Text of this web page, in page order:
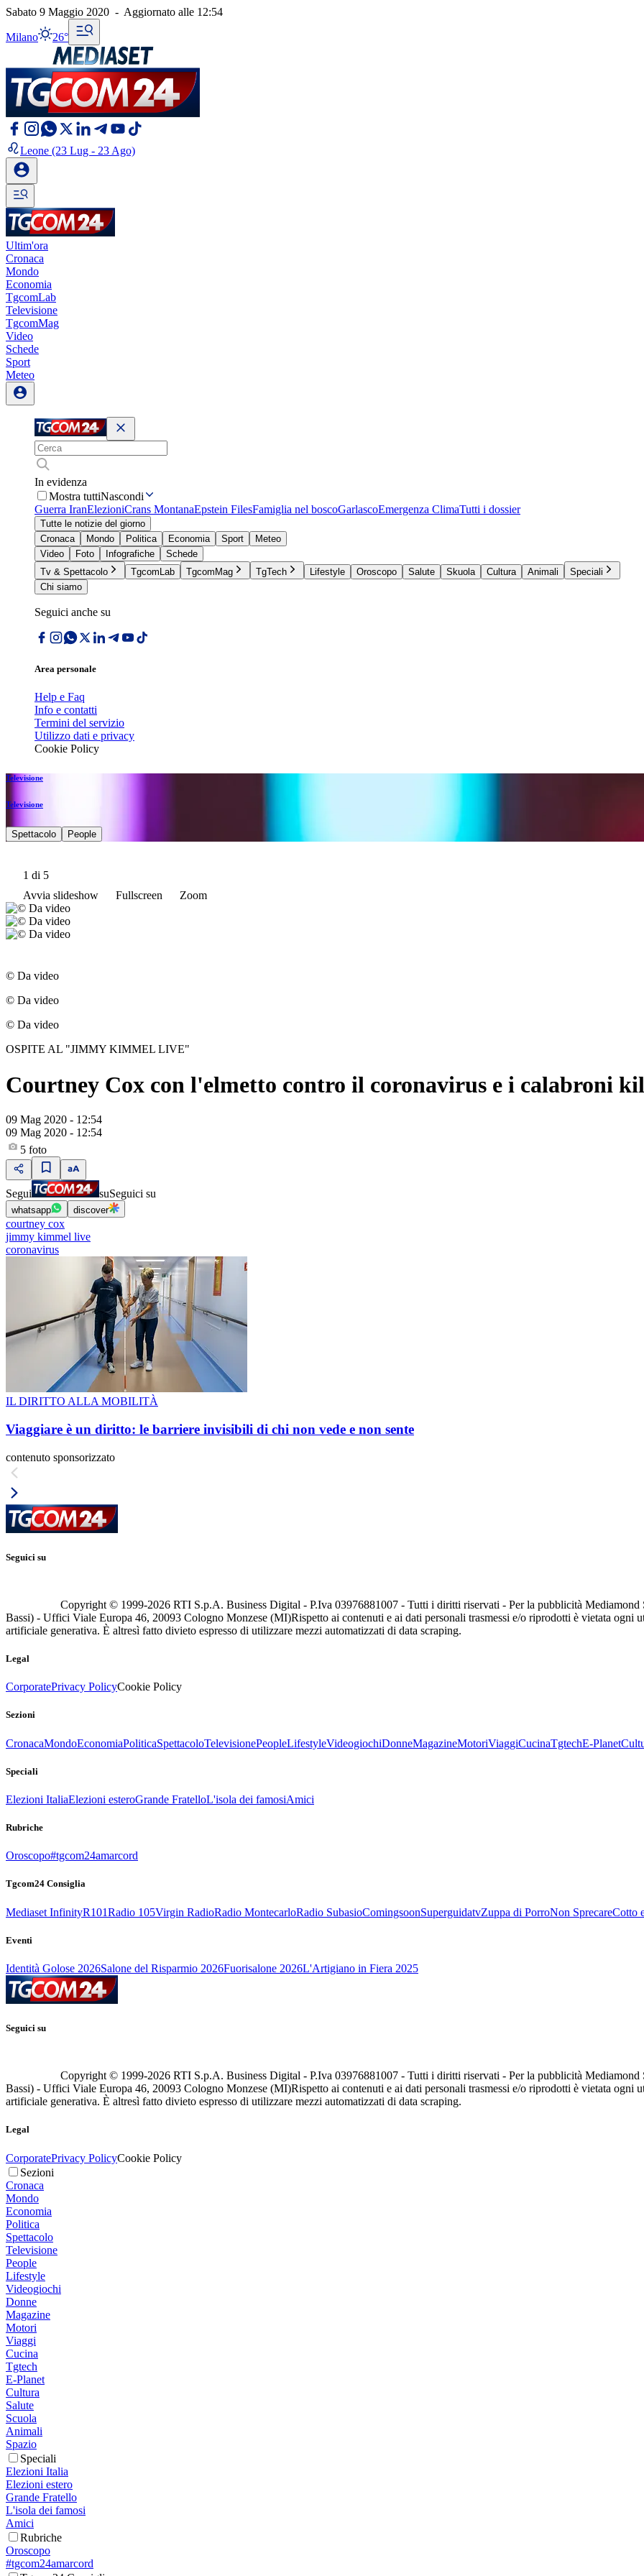
Sabato 9 Maggio 2020 - Aggiornato alle 12:54
Milano 26°
Leone (23 Lug - 23 Ago)
Ultim'ora
Cronaca
Mondo
Economia
TgcomLab
Televisione
TgcomMag
Video
Schede
Sport
Meteo
In evidenza
Mostra tuttiNascondi
Guerra IranElezioniCrans MontanaEpstein FilesFamiglia nel boscoGarlascoEmergenza ClimaTutti i dossier
Tutte le notizie del giorno
Cronaca
Mondo Politica Economia Sport
Meteo
Video
Foto Infografiche
Schede
Tv & Spettacolo
TgcomLab TgcomMag TgTech Lifestyle Oroscopo Salute Skuola Cultura Animali
Speciali
Chi siamo
Seguici anche su
Area personale
Help e Faq
Info e contatti
Termini del servizio
Utilizzo dati e privacy
Cookie Policy
Televisione
Televisione
Spettacolo People
1 di 5
Avvia slideshow
Fullscreen Zoom
© Da video
© Da video
© Da video
OSPITE AL "JIMMY KIMMEL LIVE"
Courtney Cox con l'elmetto contro il coronavirus e i calabroni
09 Mag 2020 - 12:54
09 Mag 2020 - 12:54
5 foto
Segui suSeguici su
whatsapp discover
courtney cox
jimmy kimmel live
coronavirus
IL DIRITTO ALLA MOBILITÀ
Viaggiare è un diritto: le barriere invisibili di chi non vede e non sente
contenuto sponsorizzato
Seguici su
Copyright © 1999-2026 RTI S.p.A. Business Digital - P.Iva 03976881007 - Tutti i diritti riservati - Per la pubblicità
Bassi) - Uffici Viale Europa 46, 20093 Cologno Monzese (MI)Rispetto ai contenuti e ai dati personali trasmessi e/o riprodotti è vietata ogni
artificiale generativa. È altresì fatto divieto espresso di utilizzare mezzi automatizzati di data scraping.
Legal
CorporatePrivacy PolicyCookie Policy
Sezioni
CronacaMondoEconomiaPoliticaSpettacoloTelevisionePeopleLifestyleVideogiochiDonneMagazineMotoriViaggiCucinaTgtechE-Planet
Speciali
Elezioni ItaliaElezioni esteroGrande FratelloL'isola dei famosiAmici
Rubriche
Oroscopo#tgcom24amarcord
Tgcom24 Consiglia
Mediaset InfinityR101Radio 105Virgin RadioRadio MontecarloRadio SubasioComingsoonSuperguidatvZuppa di PorroNon SprecareCotto
Eventi
Identità Golose 2026Salone del Risparmio 2026Fuorisalone 2026L'Artigiano in Fiera 2025
Seguici su
Copyright © 1999-2026 RTI S.p.A. Business Digital - P.Iva 03976881007 - Tutti i diritti riservati - Per la pubblicità
Bassi) - Uffici Viale Europa 46, 20093 Cologno Monzese (MI)Rispetto ai contenuti e ai dati personali trasmessi e/o riprodotti è vietata ogni
artificiale generativa. È altresì fatto divieto espresso di utilizzare mezzi automatizzati di data scraping.
Legal
CorporatePrivacy PolicyCookie Policy
Sezioni
Cronaca
Mondo
Economia
Politica
Spettacolo
Televisione
People
Lifestyle
Videogiochi
Donne
Magazine
Motori
Viaggi
Cucina
Tgtech
E-Planet
Cultura
Salute
Scuola
Animali
Spazio
Speciali
Elezioni Italia
Elezioni estero
Grande Fratello
L'isola dei famosi
Amici
Rubriche
Oroscopo
#tgcom24amarcord